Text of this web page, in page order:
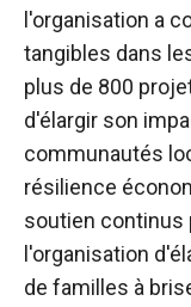
l'organisation a
tangibles dans
plus de 800
d'élargir son
communautés
résilience
soutien continus
l'organisation
de familles à